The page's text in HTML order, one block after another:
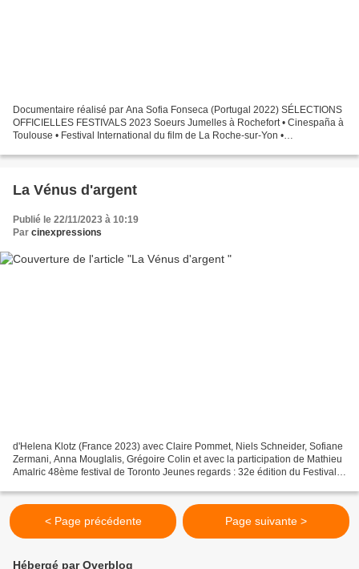
Documentaire réalisé par Ana Sofia Fonseca (Portugal 2022) SÉLECTIONS
OFFICIELLES FESTIVALS 2023 Soeurs Jumelles à Rochefort • Cinespaña à
Toulouse • Festival International du film de La Roche-sur-Yon •
La Vénus d'argent
Publié le 22/11/2023 à 10:19
Par cinexpressions
d'Helena Klotz (France 2023) avec Claire Pommet, Niels Schneider, Sofiane
Zermani, Anna Mouglalis, Grégoire Colin et avec la participation de Mathieu
Amalric 48ème festival de Toronto Jeunes regards : 32e édition du Festival
< Page précédente Page suivante >
Hébergé par Overblog